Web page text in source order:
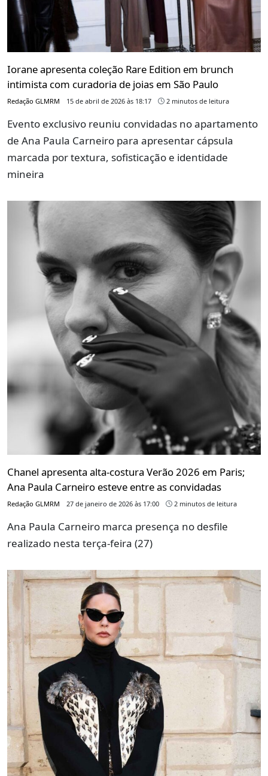
Iorane apresenta coleção Rare Edition em brunch
intimista com curadoria de joias em São Paulo
Redação GLMRM 15 de abril de 2026 às 18:17 2 minutos de leitura
Evento exclusivo reuniu convidadas no apartamento
de Ana Paula Carneiro para apresentar cápsula
marcada por textura, sofisticação e identidade
mineira
Chanel apresenta alta-costura Verão 2026 em Paris;
Ana Paula Carneiro esteve entre as convidadas
Redação GLMRM 27 de janeiro de 2026 às 17:00 2 minutos de leitura
Ana Paula Carneiro marca presença no desfile
realizado nesta terça-feira (27)